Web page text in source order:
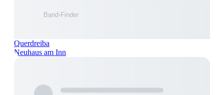
Querdreiba
Neuhaus am Inn